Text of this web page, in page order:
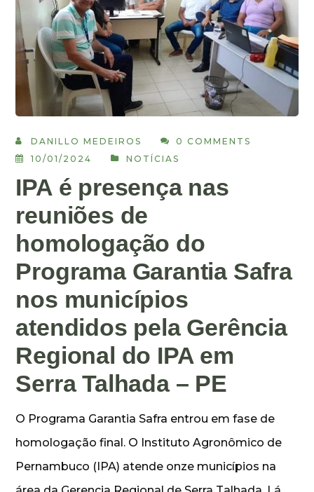
DANILLO MEDEIROS
0 COMMENTS
10/01/2024
NOTÍCIAS
IPA é presença nas
reuniões de
homologação do
Programa Garantia Safra
nos municípios
atendidos pela Gerência
Regional do IPA em
Serra Talhada – PE
O Programa Garantia Safra entrou em fase de
homologação final. O Instituto Agronômico de
Pernambuco (IPA) atende onze municípios na